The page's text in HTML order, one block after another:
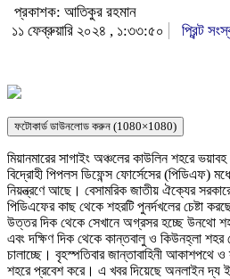
প্রকাশক: আতিকুর রহমান
১১ ফেব্রুয়ারি ২০২৪ , ১:৩৩:৫০
প্রিন্ট
ফটোকার্ড ডাউনলোড করুন (1080×1080)
মিয়ানমারের সাগাইং অঞ্চলের কাউলিন শহরে
বিদ্রোহী পিপলস ডিফেন্স ফোর্সেসের (পিডিএফ)
নিয়ন্ত্রণে আছে। বেসামরিক জাতীয় ঐক্যের
পিডিএফের কাছ থেকে শহরটি পুনর্দখলের চেষ্টা
উত্তর দিক থেকে সেখানে অগ্রসর হচ্ছে উনথো
এবং দক্ষিণ দিক থেকে কান্তবালু ও কিউনহ্লা শহর
চালাচ্ছে। বৃহস্পতিবার জান্তাবাহিনী আকাশপথে
শহরে প্রবেশ করে। এ খবর দিয়েছে অনলাইন দ্য